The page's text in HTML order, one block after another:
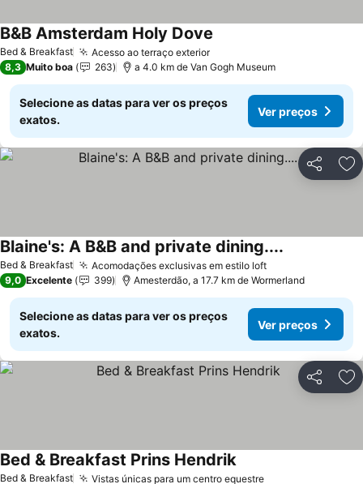
Bed & Breakfast Acesso ao terraço exteriorVer preços
B&B Amsterdam Holy Dove
8,3 Muito boa 263 a 4.0 km de Van Gogh Museum
Selecione as datas para ver os preços
exatos.
Ver preços
Partilhar
Bed & Breakfast Acomodações exclusivas em estilo loftVer preços
Blaine's: A B&B and private dining....
9,0 Excelente 399 Amesterdão, a 17.7 km de Wormerland
Selecione as datas para ver os preços
exatos.
Ver preços
Partilhar
Bed & Breakfast Vistas únicas para um centro equestreVer preços
Bed & Breakfast Prins HendrikVer preços